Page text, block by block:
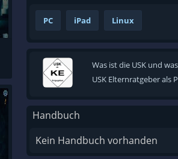
PC iPad Linux
Was ist die USK und
USK Elternratgeber als
Handbuch
Kein Handbuch vorhanden